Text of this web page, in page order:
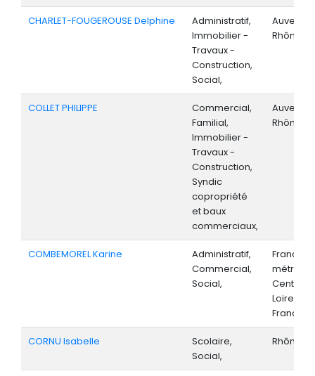
CHARLET-FOUGEROUSE Delphine
Administratif,
Immobilier -
Travaux -
Construction,
Social,
Rhône-
COLLET PHILIPPE
Commercial,
Familial,
Immobilier -
Travaux -
Construction,
Syndic
copropriété
et baux
commerciaux,
Rhône-
COMBEMOREL Karine
Administratif,
Commercial,
Social,
France
Centre-
Loire, Île
France,
CORNU Isabelle
Scolaire,
Social,
Rhône-